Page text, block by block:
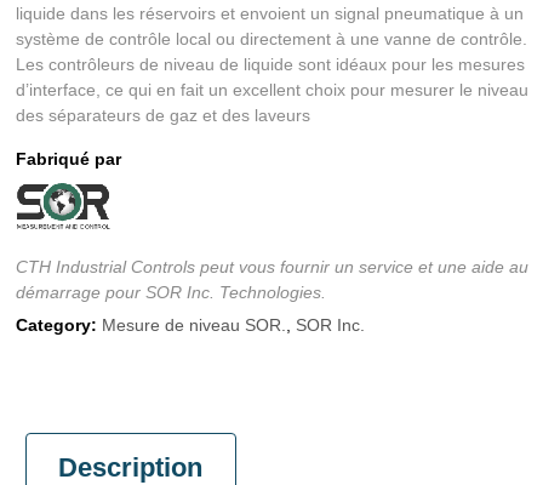
liquide dans les réservoirs et envoient un signal pneumatique à un
système de contrôle local ou directement à une vanne de contrôle.
Les contrôleurs de niveau de liquide sont idéaux pour les mesures
d’interface, ce qui en fait un excellent choix pour mesurer le niveau
des séparateurs de gaz et des laveurs
Fabriqué par
CTH Industrial Controls peut vous fournir un service et une aide au
démarrage pour SOR Inc. Technologies.
Category: Mesure de niveau SOR., SOR Inc.
Description